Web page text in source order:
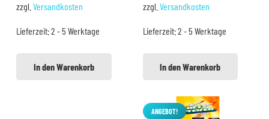
9,99 €7,99 €.
zzgl. Versandkosten
Lieferzeit:2 - 5 Werktage
In den Warenkorb
14,99 €12,99 €.
zzgl. Versandkosten
Lieferzeit:2 - 5 Werktage
In den Warenkorb
ANGEBOT!